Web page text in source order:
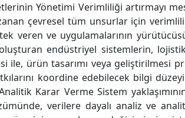
Yönetimi Verimliliği artırmayı
çevresel tüm unsurlar için
veren ve uygulamalarının
endüstriyel sistemlerin,
ile, ürün tasarımı veya geliştirilmesi
koordine edebilecek bilgi
Karar Verme Sistem
verilere dayalı analiz ve